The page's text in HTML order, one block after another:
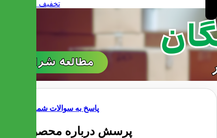
پاسخ به سوالات شما
6 پرسش درباره محصول